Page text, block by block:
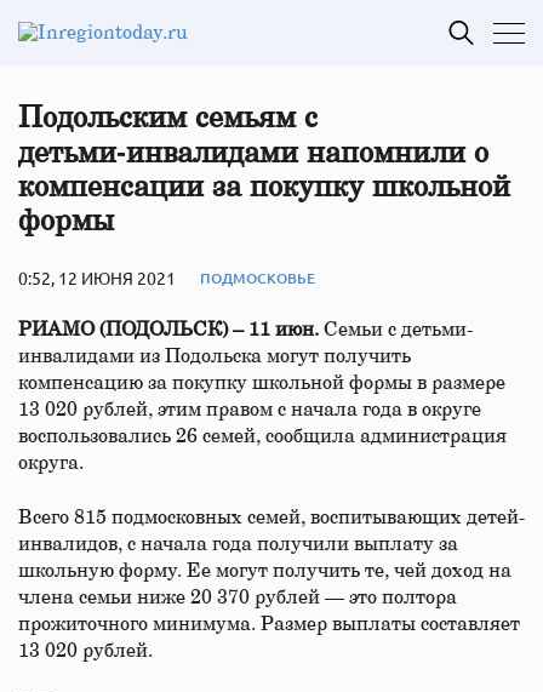
Подольским семьям с
детьми‑инвалидами напомнили о
компенсации за покупку школьной
формы
0:52, 12 ИЮНЯ 2021 ПОДМОСКОВЬЕ
РИАМО (ПОДОЛЬСК) – 11 июн. Семьи с детьми-
инвалидами из Подольска могут получить
компенсацию за покупку школьной формы в размере
13 020 рублей, этим правом с начала года в округе
воспользовались 26 семей, сообщила администрация
округа.
Всего 815 подмосковных семей, воспитывающих детей-
инвалидов, с начала года получили выплату за
школьную форму. Ее могут получить те, чей доход на
члена семьи ниже 20 370 рублей — это полтора
прожиточного минимума. Размер выплаты составляет
13 020 рублей.